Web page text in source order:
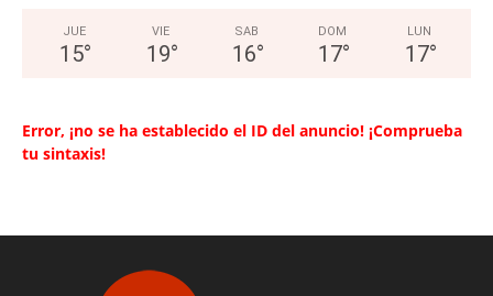
JUE
15°
VIE
19°
SAB
16°
DOM
17°
LUN
17°
Error, ¡no se ha establecido el ID del anuncio! ¡Comprueba
tu sintaxis!